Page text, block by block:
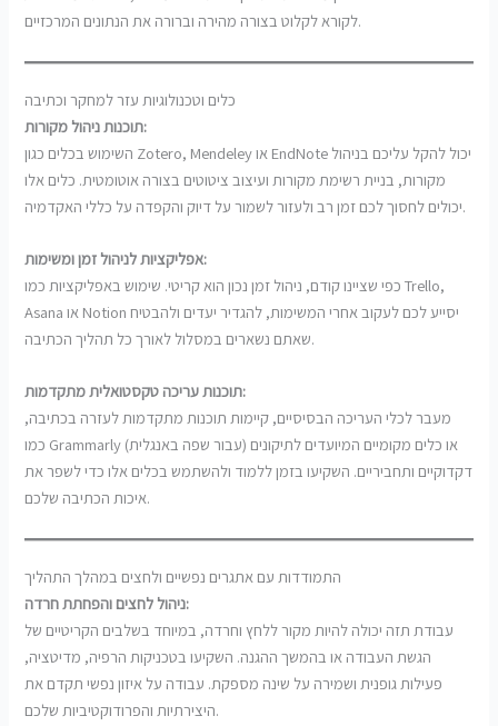
לקורא לקלוט בצורה מהירה וברורה את הנתונים המרכזיים.
כלים וטכנולוגיות עזר למחקר וכתיבה
תוכנות ניהול מקורות:
השימוש בכלים כגון Zotero, Mendeley או EndNote יכול להקל עליכם בניהול
מקורות, בניית רשימת מקורות ועיצוב ציטוטים בצורה אוטומטית. כלים אלו
יכולים לחסוך לכם זמן רב ולעזור לשמור על דיוק והקפדה על כללי האקדמיה.
אפליקציות לניהול זמן ומשימות:
כפי שציינו קודם, ניהול זמן נכון הוא קריטי. שימוש באפליקציות כמו Trello,
Asana או Notion יסייע לכם לעקוב אחרי המשימות, להגדיר יעדים ולהבטיח
שאתם נשארים במסלול לאורך כל תהליך הכתיבה.
תוכנות עריכה טקסטואלית מתקדמות:
מעבר לכלי העריכה הבסיסיים, קיימות תוכנות מתקדמות לעזרה בכתיבה,
כמו Grammarly (עבור שפה באנגלית) או כלים מקומיים המיועדים לתיקונים
דקדוקיים ותחביריים. השקיעו בזמן ללמוד ולהשתמש בכלים אלו כדי לשפר את
איכות הכתיבה שלכם.
התמודדות עם אתגרים נפשיים ולחצים במהלך התהליך
ניהול לחצים והפחתת חרדה:
עבודת תזה יכולה להיות מקור ללחץ וחרדה, במיוחד בשלבים הקריטיים של
הגשת העבודה או בהמשך ההגנה. השקיעו בטכניקות הרפיה, מדיטציה,
פעילות גופנית ושמירה על שינה מספקת. עבודה על איזון נפשי תקדם את
היצירתיות והפרודוקטיביות שלכם.